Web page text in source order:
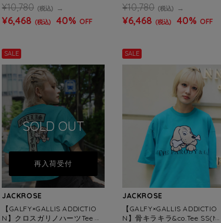
¥10,780 (税込)
¥6,468 (税込) 40% OFF
¥10,780 (税込)
¥6,468 (税込) 40% OFF
SALE
SOLD OUT
再入荷受付
JACKROSE
【GALFY×GALLIS ADDICTIO
N】クロスガリノハーツTee SS
SALE
JACKROSE
【GALFY×GALLIS ADDICTIO
N】骨キラキラ&co.Tee SS(ME